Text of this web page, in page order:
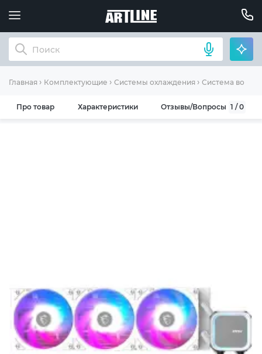
Главная Комплектующие Системы охлаждения Система
Про товар Характеристики Отзывы/Вопросы 1 / 0